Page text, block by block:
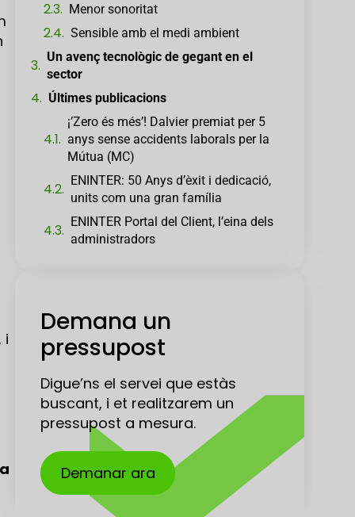
i
Menor sonoritat
Sensible amb el medi ambient
Un avenç tecnològic de gegant en el
sector
Últimes publicacions
¡’Zero és més’! Dalvier premiat per 5
anys sense accidents laborals per la
Mútua (MC)
ENINTER: 50 Anys d’èxit i dedicació,
units com una gran família
ENINTER Portal del Client, l’eina dels
administradors
Demana un
pressupost
Digue’ns el servei que estàs
buscant, i et realitzarem un
pressupost a mesura.
Demanar ara